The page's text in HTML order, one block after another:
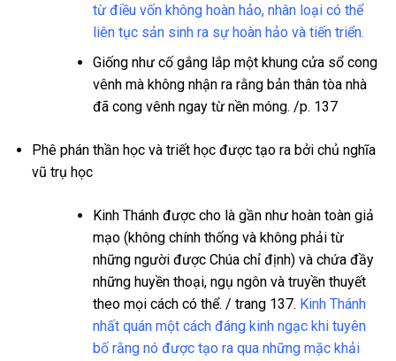
từ điều vốn không hoàn hảo, nhân loại có thể
liên tục sản sinh ra sự hoàn hảo và tiến triển.
Giống như cố gắng lắp một khung cửa sổ cong
vênh mà không nhận ra rằng bản thân tòa nhà
đã cong vênh ngay từ nền móng. /p. 137
Phê phán thần học và triết học được tạo ra bởi chủ nghĩa
vũ trụ học
Kinh Thánh được cho là gần như hoàn toàn giả
mạo (không chính thống và không phải từ
những người được Chúa chỉ định) và chứa đầy
những huyền thoại, ngụ ngôn và truyền thuyết
theo mọi cách có thể. / trang 137. Kinh Thánh
nhất quán một cách đáng kinh ngạc khi tuyên
bố rằng nó được tạo ra qua những mặc khải